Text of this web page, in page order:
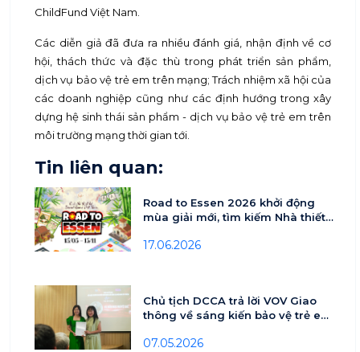
ChildFund Việt Nam.
Các diễn giả đã đưa ra nhiều đánh giá, nhận định về cơ
hội, thách thức và đặc thù trong phát triển sản phẩm,
dịch vụ bảo vệ trẻ em trên mạng; Trách nhiệm xã hội của
các doanh nghiệp cũng như các định hướng trong xây
dựng hệ sinh thái sản phẩm - dịch vụ bảo vệ trẻ em trên
môi trường mạng thời gian tới.
Tin liên quan:
Road to Essen 2026 khởi động
mùa giải mới, tìm kiếm Nhà thiết
17.06.2026
Chủ tịch DCCA trả lời VOV Giao
thông về sáng kiến bảo vệ trẻ em
07.05.2026